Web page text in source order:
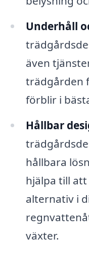
Underhåll
även
trädgården
förblir i
Hållbar
hållbara
hjälpa till
alternativ i
växter.